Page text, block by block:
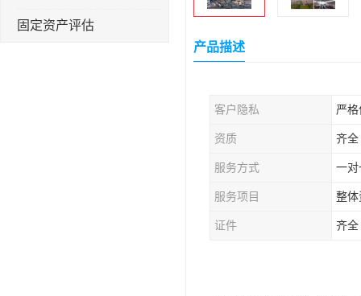
固定资产评估
产品描述
客户隐私 严
资质 齐全
服务方式 一对
服务项目 整体
证件 齐全